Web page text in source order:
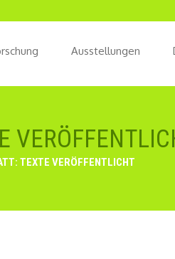
Ausstellungen
TEXTE VERÖFFENTLICHT